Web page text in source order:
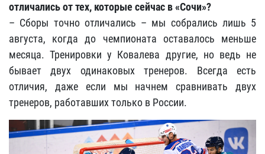
отличались от тех, которые сейчас в «Сочи»?
– Сборы точно отличались – мы собрались лишь 5
августа, когда до чемпионата оставалось меньше
месяца. Тренировки у Ковалева другие, но ведь не
бывает двух одинаковых тренеров. Всегда есть
отличия, даже если мы начнем сравнивать двух
тренеров, работавших только в России.